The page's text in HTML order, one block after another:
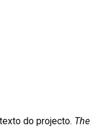
do projecto. The